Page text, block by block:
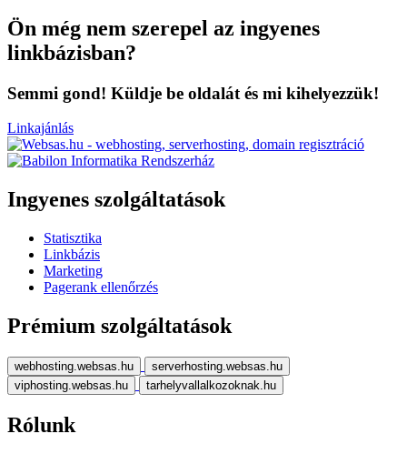
Ön még nem szerepel az ingyenes
linkbázisban?
Semmi gond! Küldje be oldalát és mi kihelyezzük!
Linkajánlás
Ingyenes szolgáltatások
Statisztika
Linkbázis
Marketing
Pagerank ellenőrzés
Prémium szolgáltatások
webhosting.websas.hu
serverhosting.websas.hu
viphosting.websas.hu
tarhelyvallalkozoknak.hu
Rólunk